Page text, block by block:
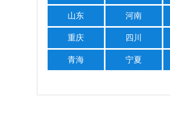
山东 河南
重庆 四川
青海 宁夏